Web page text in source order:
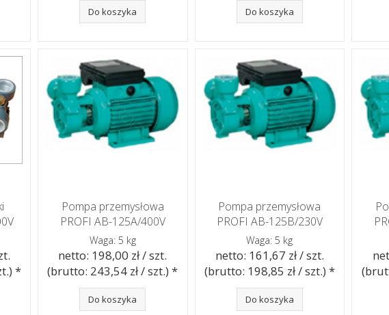
Do koszyka Do koszyka
*
Pompa przemysłowa
PROFI AB-125A/400V
Waga: 5 kg
netto: 198,00 zł / szt.
(brutto: 243,54 zł / szt.) *
Do koszyka
Pompa przemysłowa
PROFI AB-125B/230V
Waga: 5 kg
netto: 161,67 zł / szt.
(brutto: 198,85 zł / szt.) *
Do koszyka